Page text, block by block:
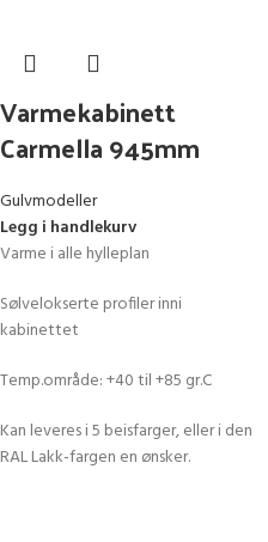
Varmekabinett
Carmella 945mm
Gulvmodeller
Legg i handlekurv
Varme i alle hylleplan
Sølvelokserte profiler inni
kabinettet
Temp.område: +40 til +85 gr.C
Kan leveres i 5 beisfarger, eller i den
RAL Lakk-fargen en ønsker.